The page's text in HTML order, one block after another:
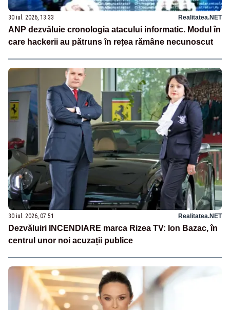
30 iul. 2026, 13:33 Realitatea.NET
ANP dezvăluie cronologia atacului informatic. Modul în
care hackerii au pătruns în rețea rămâne necunoscut
30 iul. 2026, 07:51 Realitatea.NET
Dezvăluiri INCENDIARE marca Rizea TV: Ion Bazac, în
centrul unor noi acuzații publice